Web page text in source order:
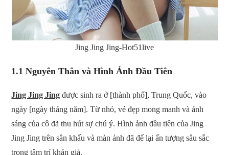
Jing Jing Jing-Hot51live
1.1 Nguyên Thân và Hình Ảnh Đầu Tiên
Jing Jing Jing được sinh ra ở [thành phố], Trung Quốc, vào
ngày [ngày tháng năm]. Từ nhỏ, vẻ đẹp mong manh và ánh
sáng của cô đã thu hút sự chú ý. Hình ảnh đầu tiên của Jing
Jing Jing trên sân khấu và màn ảnh đã để lại ấn tượng sâu sắc
trong tâm trí khán giả.